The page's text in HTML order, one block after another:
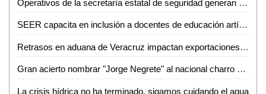
Operativos de la secretaría estatal de seguridad generan 222 detenciones del 11 al 17 de noviembre
SEER capacita en inclusión a docentes de educación artística
Retrasos en aduana de Veracruz impactan exportaciones y afecta a SLP
Gran acierto nombrar "Jorge Negrete" al nacional charro 2023
La crisis hídrica no ha terminado, sigamos cuidando el agua